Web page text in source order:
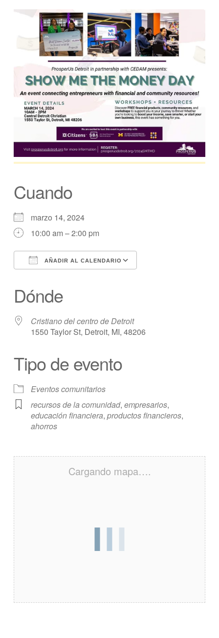
Cuando
marzo 14, 2024
10:00 am – 2:00 pm
AÑADIR AL CALENDARIO
Dónde
Cristiano del centro de Detroit
1550 Taylor St, Detroit, MI, 48206
Tipo de evento
Eventos comunitarios
recursos de la comunidad, empresarios,
educación financiera, productos financieros,
ahorros
Cargando mapa….